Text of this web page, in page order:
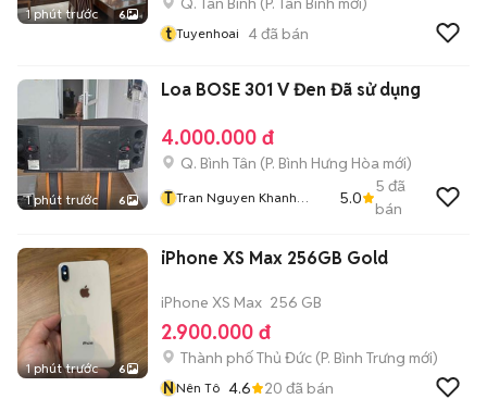
1 phút trước 6
t Tuyenhoai 4đã bán
1 phút trước 6
Loa BOSE 301 V Đen Đã sử dụng
4.000.000 đ
Q. Bình Tân (P. Bình Hưng Hòa mới)
T Tran Nguyen Khanh
5.0
5 đã
bán
1 phút trước 6
iPhone XS Max 256GB Gold
iPhone XS Max 256 GB
2.900.000 đ
Thành phố Thủ Đức (P. Bình Trưng mới)
NNên Tô 4.6 20 đã bán